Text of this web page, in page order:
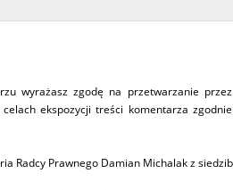
wyrażasz zgodę na przetwarzanie
ekspozycji treści komentarza
Radcy Prawnego Damian Michalak z